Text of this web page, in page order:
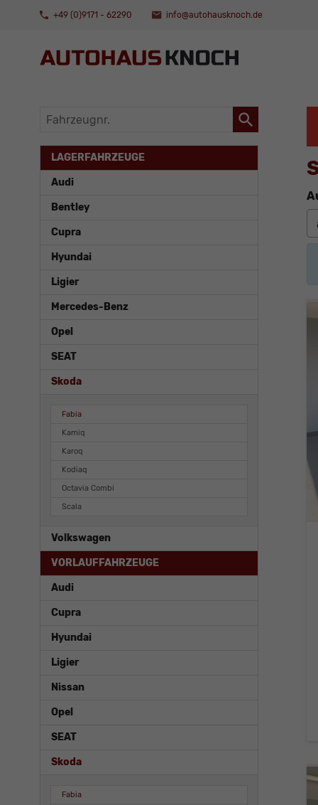
+49 (0)9171 - 62290 info@autohausknoch.de
Fahrzeugnr.
LAGERFAHRZEUGE
Audi
Bentley
Cupra
Hyundai
Ligier
Mercedes-Benz
Opel
SEAT
Skoda
Fabia
Kamiq
Karoq
Kodiaq
Octavia Combi
Scala
Volkswagen
VORLAUFFAHRZEUGE
Audi
Cupra
Hyundai
Ligier
Nissan
Opel
SEAT
Skoda
Fabia